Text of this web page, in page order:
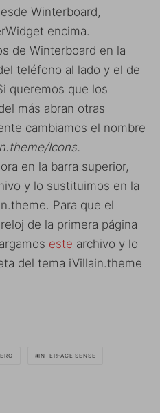
Winterboard,
encima.
de Winterboard en la
teléfono al lado y el de
queremos que los
más abran otras
cambiamos el nombre
Icons.
en la barra superior,
y lo sustituimos en la
Para que el
de la primera página
este archivo y lo
del tema iVillain.theme
INTERFACE SENSE